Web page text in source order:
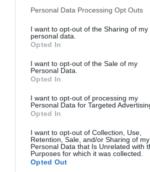
Please note that this website/app uses
not limited to your visit or usage
grant or deny consent to Google and its
use your data for below specified
consent section.
Personal Data Processing Opt Outs
I want to opt-out of the Sharing of my
personal data.
Opted In
I want to opt-out of the Sale of my
Personal Data.
Opted In
I want to opt-out of processing my
Personal Data for Targeted
Opted In
I want to opt-out of Collection, Use,
Retention, Sale, and/or Sharing of my
Personal Data that Is Unrelated with
Purposes for which it was collected.
Opted Out
PRONEWS.GR /ΕΣΩΤΕΡΙΚΗ ΑΣΦΑΛΕΙΑ
Από τον 6ο όροφο έκανε
θανάτου» η ιδιοκτήτρια του
«Γαλαξίας» στο Πόρτο Χέλι
10.08.2026 | 16:47